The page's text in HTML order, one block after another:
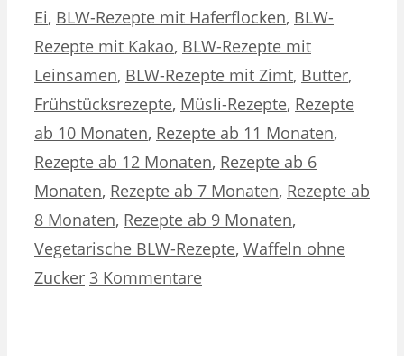
Ei, BLW-Rezepte mit Haferflocken, BLW-
Rezepte mit Kakao, BLW-Rezepte mit
Leinsamen, BLW-Rezepte mit Zimt, Butter,
Frühstücksrezepte, Müsli-Rezepte, Rezepte
ab 10 Monaten, Rezepte ab 11 Monaten,
Rezepte ab 12 Monaten, Rezepte ab 6
Monaten, Rezepte ab 7 Monaten, Rezepte ab
8 Monaten, Rezepte ab 9 Monaten,
Vegetarische BLW-Rezepte, Waffeln ohne
Zucker 3 Kommentare